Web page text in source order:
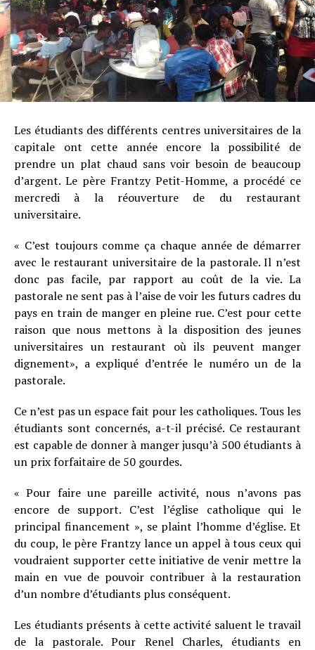
Les étudiants des différents centres universitaires de la
capitale ont cette année encore la possibilité de
prendre un plat chaud sans voir besoin de beaucoup
d’argent. Le père Frantzy Petit-Homme, a procédé ce
mercredi à la réouverture de du restaurant
universitaire.
« C’est toujours comme ça chaque année de démarrer
avec le restaurant universitaire de la pastorale. Il n’est
donc pas facile, par rapport au coût de la vie. La
pastorale ne sent pas à l’aise de voir les futurs cadres du
pays en train de manger en pleine rue. C’est pour cette
raison que nous mettons à la disposition des jeunes
universitaires un restaurant où ils peuvent manger
dignement», a expliqué d’entrée le numéro un de la
pastorale.
Ce n’est pas un espace fait pour les catholiques. Tous les
étudiants sont concernés, a-t-il précisé. Ce restaurant
est capable de donner à manger jusqu’à 500 étudiants à
un prix forfaitaire de 50 gourdes.
« Pour faire une pareille activité, nous n’avons pas
encore de support. C’est l’église catholique qui le
principal financement », se plaint l’homme d’église. Et
du coup, le père Frantzy lance un appel à tous ceux qui
voudraient supporter cette initiative de venir mettre la
main en vue de pouvoir contribuer à la restauration
d’un nombre d’étudiants plus conséquent.
Les étudiants présents à cette activité saluent le travail
de la pastorale. Pour Renel Charles, étudiants en